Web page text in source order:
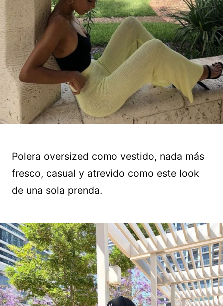
Polera oversized como vestido, nada más
fresco, casual y atrevido como este look
de una sola prenda.